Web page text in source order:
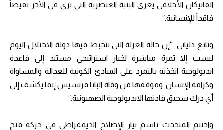
الفاتيكان الأخلاقي يعري البنية العنصرية التي ترى في الآخر نقيضاً
فاقداً للإنسانية.”
وتابع دلياني: “إن حالة العزلة التي تتخبط فيها دولة الاحتلال اليوم
ليست إلا ثمرة مباشرة لخيار استراتيجي مستند إلى قاعدة
ايديولوجية اتخذته بالتمرد على المبادئ الكونية للعدالة والمساواة
وكرامة الإنسان. وموقفها من وفاة البابا فرنسيس إنما يكشف إلى
أي درك سحيق قادتها الايديولوجية الصهيونية.”
واختتم المتحدث باسم تيار الإصلاح الديمقراطي في حركة فتح